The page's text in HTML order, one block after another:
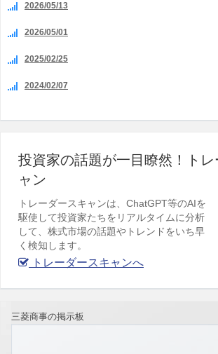
2026/05/13
2026/05/01
2025/02/25
2024/02/07
投資家の話題が一目瞭然！トレ
ャン
トレーダースキャンは、ChatGPT等のAIを
駆使して投資家たちをリアルタイムに分析
して、株式市場の話題やトレンドをいち早
く検知します。
トレーダースキャンへ
三菱商事の掲示板